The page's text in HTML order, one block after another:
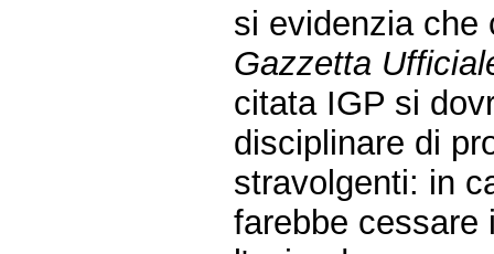
si evidenzia che
Gazzetta
citata IGP si
disciplinare di
stravolgenti: in
farebbe cessare